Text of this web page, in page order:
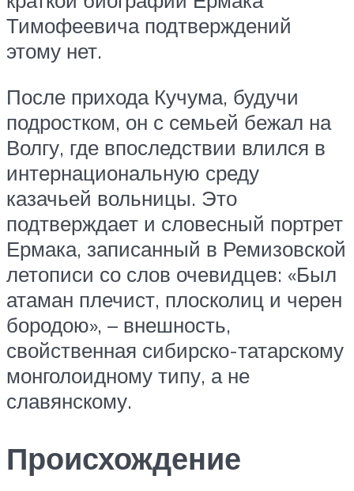
Тимофеевича подтверждений
этому нет.
После прихода Кучума, будучи
подростком, он с семьей бежал на
Волгу, где впоследствии влился в
интернациональную среду
казачьей вольницы. Это
подтверждает и словесный портрет
Ермака, записанный в Ремизовской
летописи со слов очевидцев: «Был
атаман плечист, плосколиц и черен
бородою», – внешность,
свойственная сибирско-татарскому
монголоидному типу, а не
славянскому.
Происхождение